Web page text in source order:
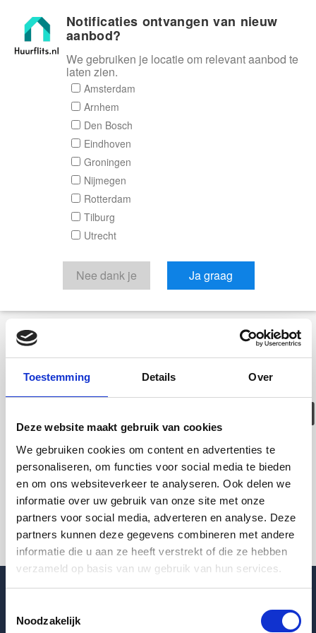
Toestemming Details Over
Deze website maakt gebruik van cookies
We gebruiken cookies om content en advertenties te
personaliseren, om functies voor social media te bieden
en om ons websiteverkeer te analyseren. Ook delen we
informatie over uw gebruik van onze site met onze
partners voor social media, adverteren en analyse. Deze
partners kunnen deze gegevens combineren met andere
informatie die u aan ze heeft verstrekt of die ze hebben
verzameld op basis van uw gebruik van hun services.
Noodzakelijk
Huurflits
Deze woning is
helaas
verhuurd/verwijderd
Pagina niet gevonden
Terug naar woningoverzicht
Blogpost
Notificaties ontvangen van nieuw
aanbod?
We gebruiken je locatie om relevant aanbod te
laten zien.
Amsterdam
Arnhem
Den Bosch
Eindhoven
Groningen
Nijmegen
Rotterdam
Tilburg
Utrecht
Nee dank je Ja graag